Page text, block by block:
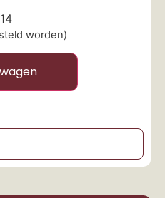
worden)